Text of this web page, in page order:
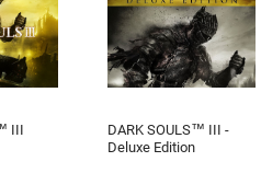
III
DARK SOULS™ III -
Deluxe Edition